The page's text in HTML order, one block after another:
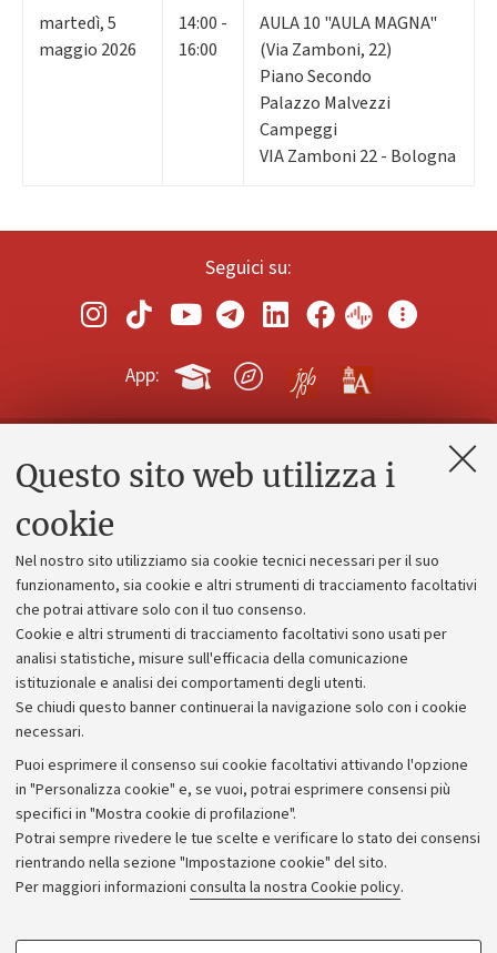
Questo sito web utilizza i
cookie
Nel nostro sito utilizziamo sia cookie tecnici necessari per il suo
funzionamento, sia cookie e altri strumenti di tracciamento facoltativi
che potrai attivare solo con il tuo consenso.
Cookie e altri strumenti di tracciamento facoltativi sono usati per
analisi statistiche, misure sull'efficacia della comunicazione
istituzionale e analisi dei comportamenti degli utenti.
Se chiudi questo banner continuerai la navigazione solo con i cookie
necessari.
Puoi esprimere il consenso sui cookie facoltativi attivando l'opzione
in "Personalizza cookie" e, se vuoi, potrai esprimere consensi più
specifici in "Mostra cookie di profilazione".
Potrai sempre rivedere le tue scelte e verificare lo stato dei consensi
rientrando nella sezione "Impostazione cookie" del sito.
Per maggiori informazioni consulta la nostra Cookie policy.
COOKIE DI PROFILAZIONE - FACOLTATIVI
martedì,5
maggio 2026
14:00 -
16:00
AULA 10 "AULA MAGNA"
(Via Zamboni, 22)
Piano Secondo
Palazzo Malvezzi
Campeggi
VIA Zamboni 22 - Bologna
Seguici su:
App:
Contatti e PEC
Alumni community
Piano strategico
Bilanci
Donazioni e 5x1000
Bandi, gare e concorsi
Albo online
Amministrazione trasparente
Atti di notifica
Informazioni sul sito e accessibilità
Dichiarazione di accessibilità